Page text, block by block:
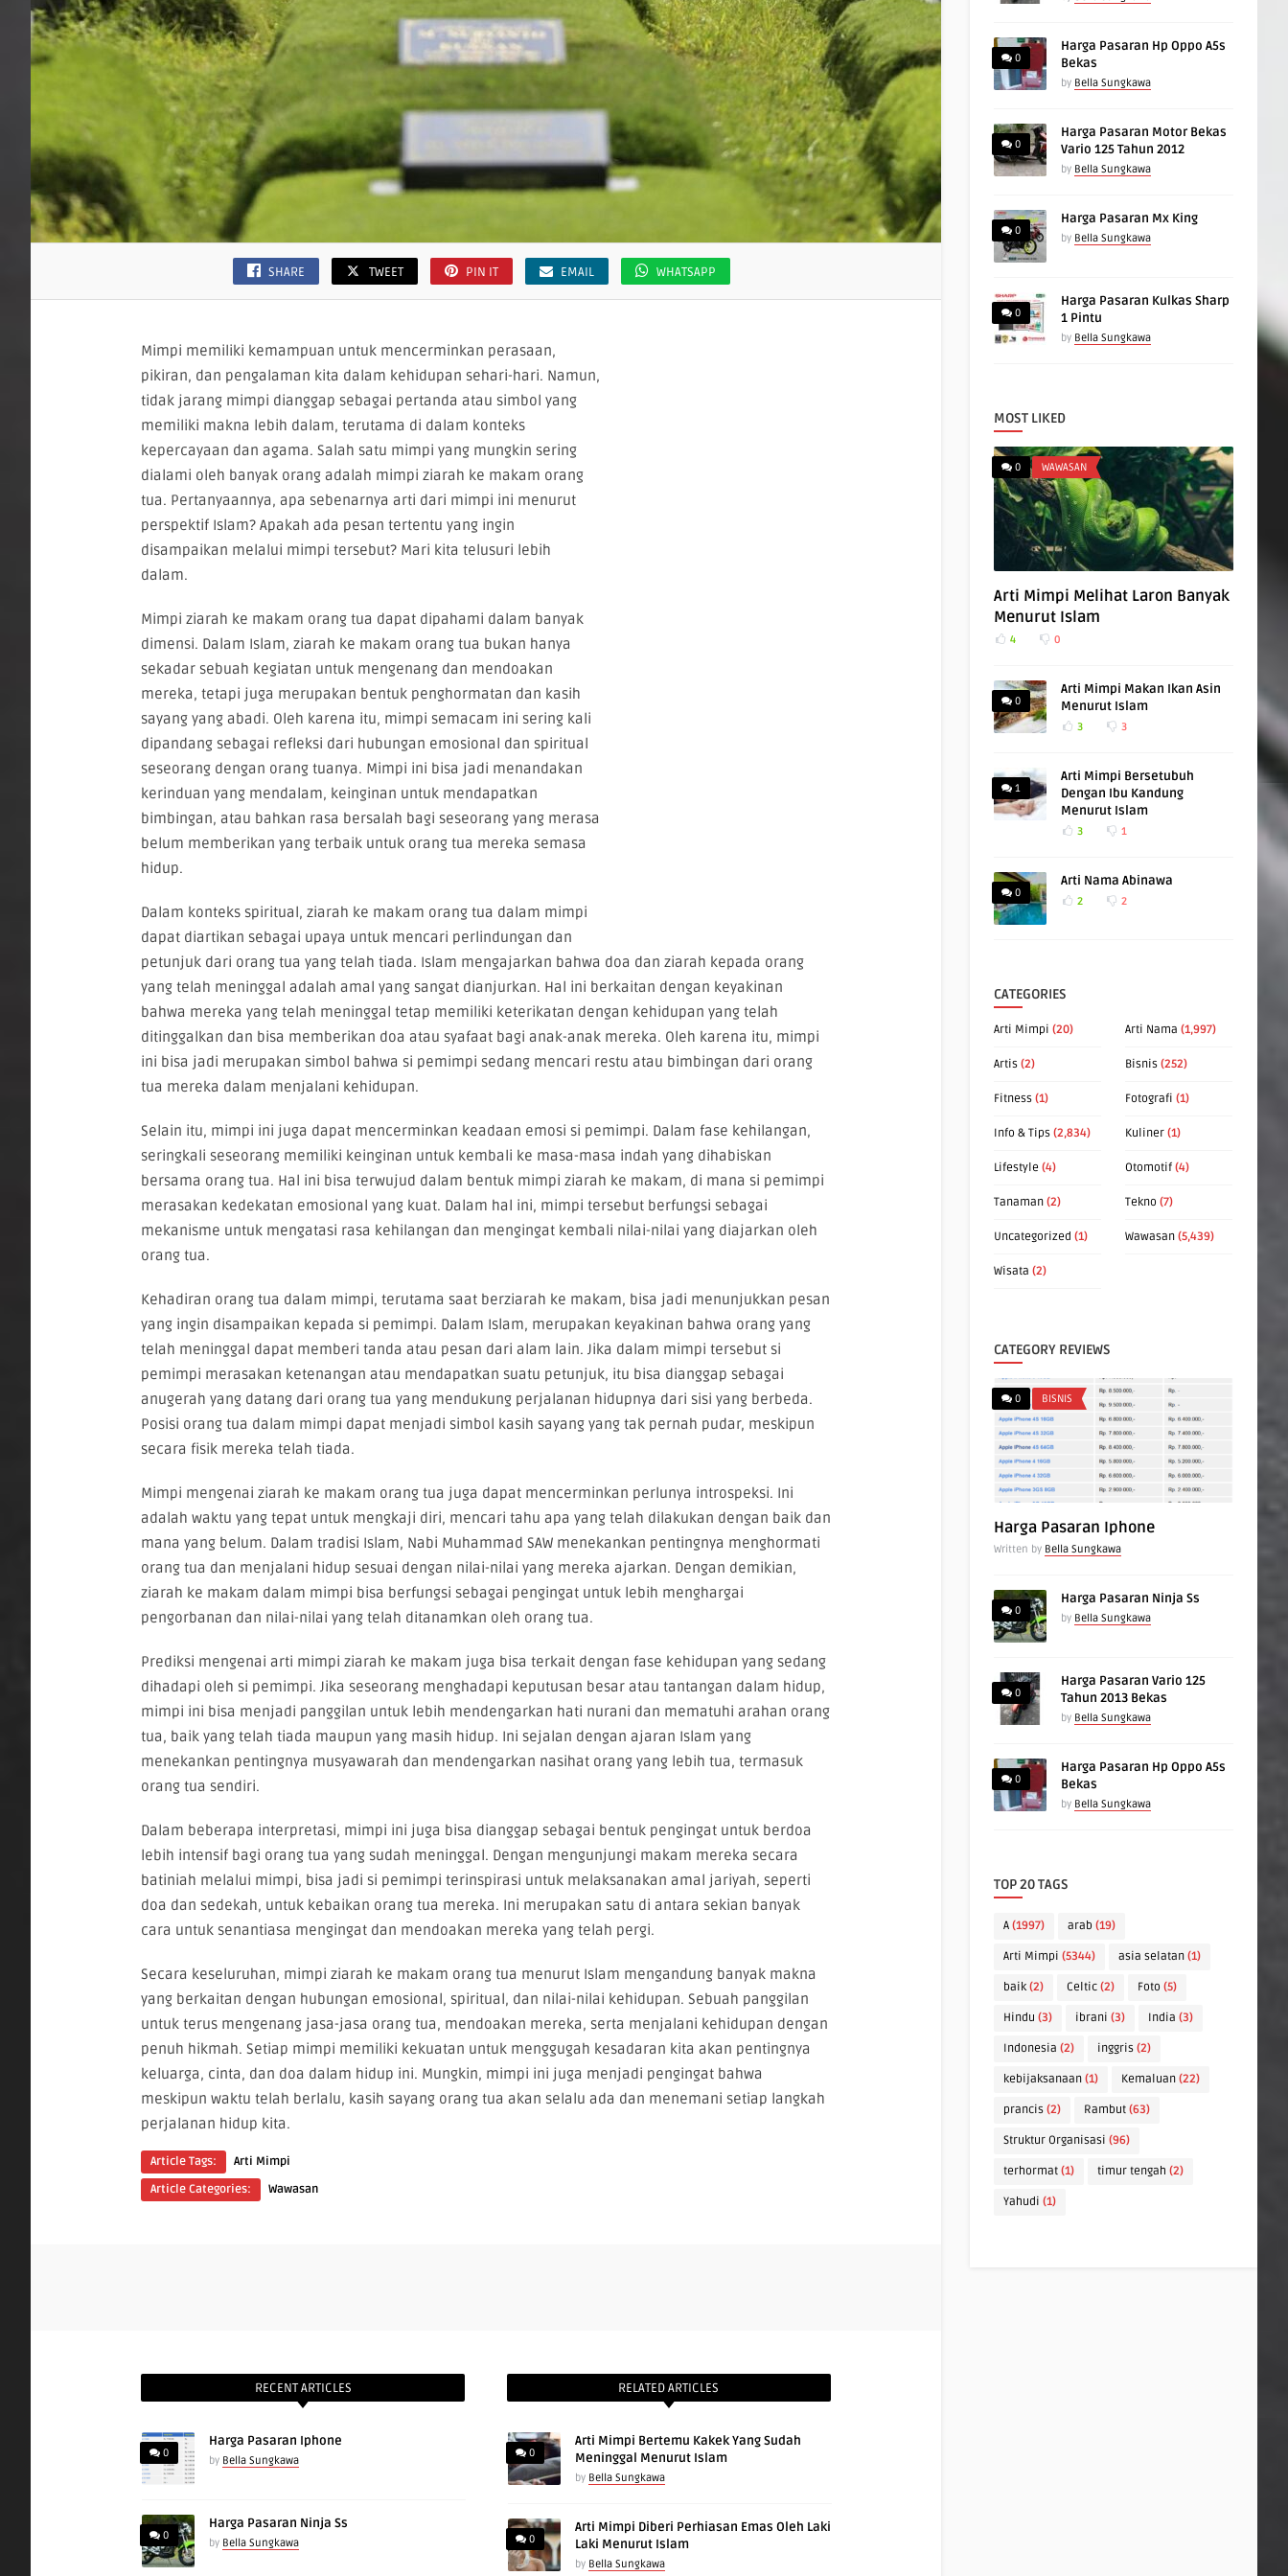
SHARE TWEET PIN IT EMAIL WHATSAPP
Mimpi memiliki kemampuan untuk mencerminkan perasaan,
pikiran, dan pengalaman kita dalam kehidupan sehari-hari. Namun,
tidak jarang mimpi dianggap sebagai pertanda atau simbol yang
memiliki makna lebih dalam, terutama di dalam konteks
kepercayaan dan agama. Salah satu mimpi yang mungkin sering
dialami oleh banyak orang adalah mimpi ziarah ke makam orang
tua. Pertanyaannya, apa sebenarnya arti dari mimpi ini menurut
perspektif Islam? Apakah ada pesan tertentu yang ingin
disampaikan melalui mimpi tersebut? Mari kita telusuri lebih
dalam.
Mimpi ziarah ke makam orang tua dapat dipahami dalam banyak
dimensi. Dalam Islam, ziarah ke makam orang tua bukan hanya
sekadar sebuah kegiatan untuk mengenang dan mendoakan
mereka, tetapi juga merupakan bentuk penghormatan dan kasih
sayang yang abadi. Oleh karena itu, mimpi semacam ini sering kali
dipandang sebagai refleksi dari hubungan emosional dan spiritual
seseorang dengan orang tuanya. Mimpi ini bisa jadi menandakan
kerinduan yang mendalam, keinginan untuk mendapatkan
bimbingan, atau bahkan rasa bersalah bagi seseorang yang merasa
belum memberikan yang terbaik untuk orang tua mereka semasa
hidup.
Dalam konteks spiritual, ziarah ke makam orang tua dalam mimpi
dapat diartikan sebagai upaya untuk mencari perlindungan dan
petunjuk dari orang tua yang telah tiada. Islam mengajarkan bahwa doa dan ziarah kepada orang
yang telah meninggal adalah amal yang sangat dianjurkan. Hal ini berkaitan dengan keyakinan
bahwa mereka yang telah meninggal tetap memiliki keterikatan dengan kehidupan yang telah
ditinggalkan dan bisa memberikan doa atau syafaat bagi anak-anak mereka. Oleh karena itu, mimpi
ini bisa jadi merupakan simbol bahwa si pemimpi sedang mencari restu atau bimbingan dari orang
tua mereka dalam menjalani kehidupan.
Selain itu, mimpi ini juga dapat mencerminkan keadaan emosi si pemimpi. Dalam fase kehilangan,
seringkali seseorang memiliki keinginan untuk kembali ke masa-masa indah yang dihabiskan
bersama orang tua. Hal ini bisa terwujud dalam bentuk mimpi ziarah ke makam, di mana si pemimpi
merasakan kedekatan emosional yang kuat. Dalam hal ini, mimpi tersebut berfungsi sebagai
mekanisme untuk mengatasi rasa kehilangan dan mengingat kembali nilai-nilai yang diajarkan oleh
orang tua.
Kehadiran orang tua dalam mimpi, terutama saat berziarah ke makam, bisa jadi menunjukkan pesan
yang ingin disampaikan kepada si pemimpi. Dalam Islam, merupakan keyakinan bahwa orang yang
telah meninggal dapat memberi tanda atau pesan dari alam lain. Jika dalam mimpi tersebut si
pemimpi merasakan ketenangan atau mendapatkan suatu petunjuk, itu bisa dianggap sebagai
anugerah yang datang dari orang tua yang mendukung perjalanan hidupnya dari sisi yang berbeda.
Posisi orang tua dalam mimpi dapat menjadi simbol kasih sayang yang tak pernah pudar, meskipun
secara fisik mereka telah tiada.
Mimpi mengenai ziarah ke makam orang tua juga dapat mencerminkan perlunya introspeksi. Ini
adalah waktu yang tepat untuk mengkaji diri, mencari tahu apa yang telah dilakukan dengan baik dan
mana yang belum. Dalam tradisi Islam, Nabi Muhammad SAW menekankan pentingnya menghormati
orang tua dan menjalani hidup sesuai dengan nilai-nilai yang mereka ajarkan. Dengan demikian,
ziarah ke makam dalam mimpi bisa berfungsi sebagai pengingat untuk lebih menghargai
pengorbanan dan nilai-nilai yang telah ditanamkan oleh orang tua.
Prediksi mengenai arti mimpi ziarah ke makam juga bisa terkait dengan fase kehidupan yang sedang
dihadapi oleh si pemimpi. Jika seseorang menghadapi keputusan besar atau tantangan dalam hidup,
mimpi ini bisa menjadi panggilan untuk lebih mendengarkan hati nurani dan mematuhi arahan orang
tua, baik yang telah tiada maupun yang masih hidup. Ini sejalan dengan ajaran Islam yang
menekankan pentingnya musyawarah dan mendengarkan nasihat orang yang lebih tua, termasuk
orang tua sendiri.
Dalam beberapa interpretasi, mimpi ini juga bisa dianggap sebagai bentuk pengingat untuk berdoa
lebih intensif bagi orang tua yang sudah meninggal. Dengan mengunjungi makam mereka secara
batiniah melalui mimpi, bisa jadi si pemimpi terinspirasi untuk melaksanakan amal jariyah, seperti
doa dan sedekah, untuk kebaikan orang tua mereka. Ini merupakan satu di antara sekian banyak
cara untuk senantiasa mengingat dan mendoakan mereka yang telah pergi.
Secara keseluruhan, mimpi ziarah ke makam orang tua menurut Islam mengandung banyak makna
yang berkaitan dengan hubungan emosional, spiritual, dan nilai-nilai kehidupan. Sebuah panggilan
untuk terus mengenang jasa-jasa orang tua, mendoakan mereka, serta menjalani kehidupan dengan
penuh hikmah. Setiap mimpi memiliki kekuatan untuk menggugah kesadaran kita akan pentingnya
keluarga, cinta, dan doa dalam hidup ini. Mungkin, mimpi ini juga menjadi pengingat bahwa
meskipun waktu telah berlalu, kasih sayang orang tua akan selalu ada dan menemani setiap langkah
perjalanan hidup kita.
Article Tags:
Arti Mimpi
Article Categories:
Wawasan
RECENT ARTICLES
0
Harga Pasaran Iphone
by Bella Sungkawa
0
Harga Pasaran Ninja Ss
by Bella Sungkawa
RELATED ARTICLES
0
Arti Mimpi Bertemu Kakek Yang Sudah
Meninggal Menurut Islam
by Bella Sungkawa
0
Arti Mimpi Diberi Perhiasan Emas Oleh Laki
Laki Menurut Islam
by Bella Sungkawa
0
Harga Pasaran Hp Oppo A5s
Bekas
by Bella Sungkawa
0
Harga Pasaran Motor Bekas
Vario 125 Tahun 2012
by Bella Sungkawa
0
Harga Pasaran Mx King
by Bella Sungkawa
0
Harga Pasaran Kulkas Sharp
1 Pintu
by Bella Sungkawa
MOST LIKED
0 WAWASAN
Arti Mimpi Melihat Laron Banyak
Menurut Islam
4 0
0
Arti Mimpi Makan Ikan Asin
Menurut Islam
3 3
1
Arti Mimpi Bersetubuh
Dengan Ibu Kandung
Menurut Islam
3 1
0
Arti Nama Abinawa
2 2
CATEGORIES
Arti Mimpi (20) Arti Nama (1,997)
Artis (2) Bisnis (252)
Fitness (1) Fotografi (1)
Info & Tips (2,834) Kuliner (1)
Lifestyle (4) Otomotif (4)
Tanaman (2) Tekno (7)
Uncategorized (1) Wawasan (5,439)
Wisata (2)
CATEGORY REVIEWS
0 BISNIS
Harga Pasaran Iphone
Written by Bella Sungkawa
0
Harga Pasaran Ninja Ss
by Bella Sungkawa
0
Harga Pasaran Vario 125
Tahun 2013 Bekas
by Bella Sungkawa
0
Harga Pasaran Hp Oppo A5s
Bekas
by Bella Sungkawa
TOP 20 TAGS
A (1997) arab (19)
Arti Mimpi (5344) asia selatan (1)
baik (2) Celtic (2) Foto (5)
Hindu (3) ibrani (3) India (3)
Indonesia (2) inggris (2)
kebijaksanaan (1) Kemaluan (22)
prancis (2) Rambut (63)
Struktur Organisasi (96)
terhormat (1) timur tengah (2)
Yahudi (1)